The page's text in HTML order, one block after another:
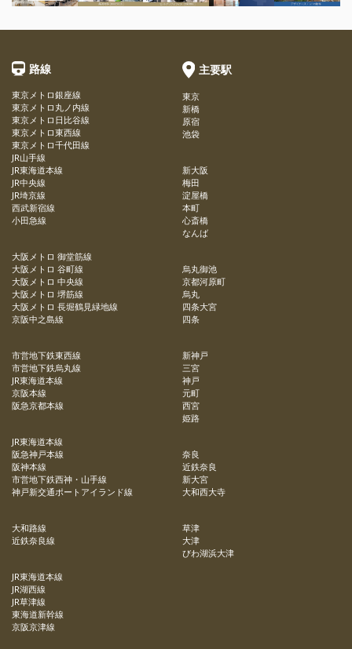
路線
東京メトロ銀座線
東京メトロ丸ノ内線
東京メトロ日比谷線
東京メトロ東西線
東京メトロ千代田線
JR山手線
JR東海道本線
JR中央線
JR埼京線
西武新宿線
小田急線
大阪メトロ 御堂筋線
大阪メトロ 谷町線
大阪メトロ 中央線
大阪メトロ 堺筋線
大阪メトロ 長堀鶴見緑地線
京阪中之島線
市営地下鉄東西線
市営地下鉄烏丸線
JR東海道本線
京阪本線
阪急京都本線
JR東海道本線
阪急神戸本線
阪神本線
市営地下鉄西神・山手線
神戸新交通ポートアイランド線
大和路線
近鉄奈良線
JR東海道本線
JR湖西線
JR草津線
東海道新幹線
京阪京津線
主要駅
東京
新橋
原宿
池袋
新大阪
梅田
淀屋橋
本町
心斎橋
なんば
烏丸御池
京都河原町
烏丸
四条大宮
四条
新神戸
三宮
神戸
元町
西宮
姫路
奈良
近鉄奈良
新大宮
大和西大寺
草津
大津
びわ湖浜大津